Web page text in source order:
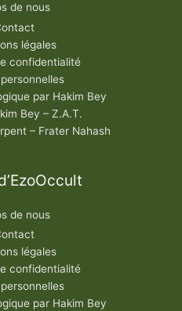
de nous
légales
confidentialité
par Hakim Bey
Bey – Z.A.T.
– Frater Nahash
de nous
légales
confidentialité
par Hakim Bey